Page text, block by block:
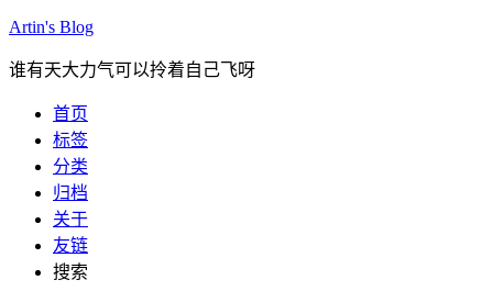
Artin's Blog
谁有天大力气可以拎着自己飞呀
首页
标签
分类
归档
关于
友链
搜索